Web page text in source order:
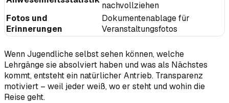
nachvollziehen
Fotos und
Erinnerungen
Dokumentenablage für
Veranstaltungsfotos
Wenn Jugendliche selbst sehen können, welche
Lehrgänge sie absolviert haben und was als Nächstes
kommt, entsteht ein natürlicher Antrieb. Transparenz
motiviert – weil jeder weiß, wo er steht und wohin die
Reise geht.